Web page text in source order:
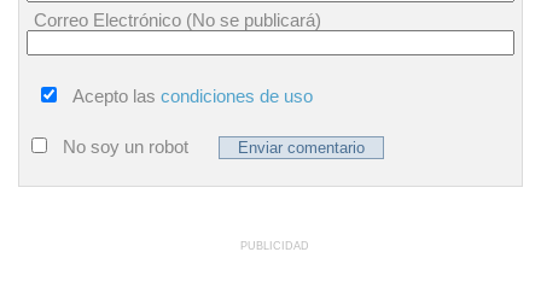
Correo Electrónico (No se publicará)
Acepto las condiciones de uso
No soy un robot
PUBLICIDAD